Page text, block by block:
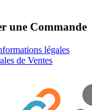
une Commande
légales
de Ventes